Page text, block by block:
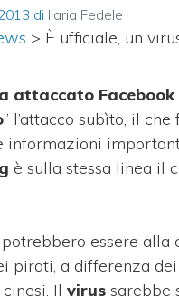
di Ilaria Fedele
> È ufficiale, un
attaccato Facebook
” l’attacco subìto, il
informazioni
è sulla stessa linea il
potrebbero essere alla
pirati, a differenza
Il virus sarebbe